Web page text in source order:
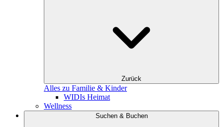
Zurück
Alles zu Familie & Kinder
WIDIs Heimat
Wellness
Suchen & Buchen